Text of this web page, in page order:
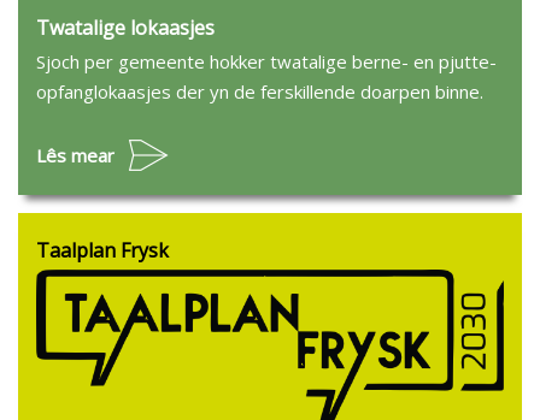
Twatalige lokaasjes
Sjoch per gemeente hokker twatalige berne- en pjutte-
opfanglokaasjes der yn de ferskillende doarpen binne.
Lês mear
Taalplan Frysk